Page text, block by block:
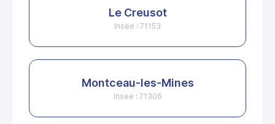
Le Creusot
Insee : 71153
Montceau-les-Mines
Insee : 71306